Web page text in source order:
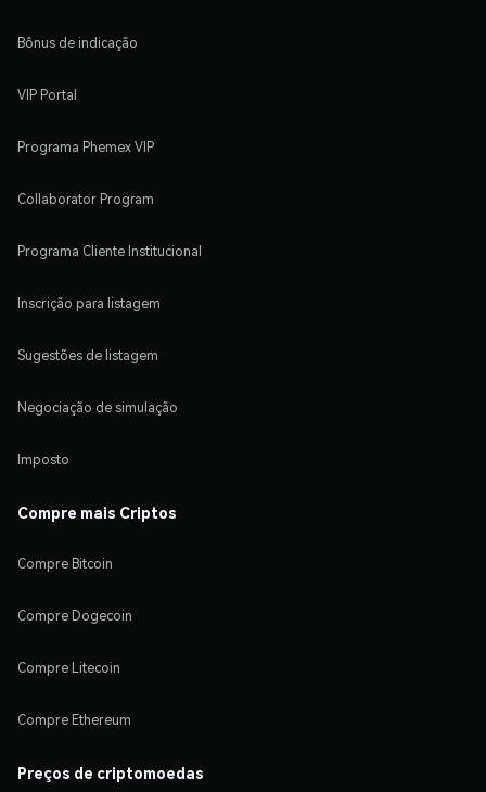
Bônus de indicação
VIP Portal
Programa Phemex VIP
Collaborator Program
Programa Cliente Institucional
Inscrição para listagem
Sugestões de listagem
Negociação de simulação
Imposto
Compre mais Criptos
Compre Bitcoin
Compre Dogecoin
Compre Litecoin
Compre Ethereum
Preços de criptomoedas